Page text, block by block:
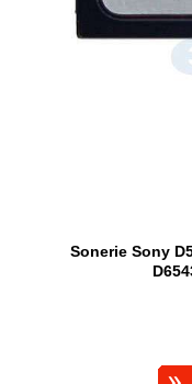
Sonerie Sony